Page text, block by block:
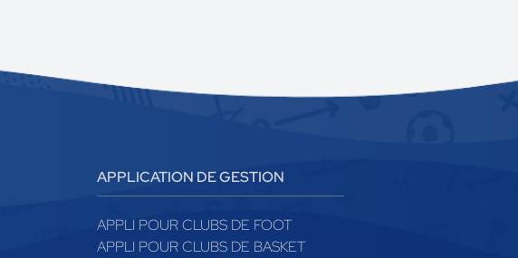
APPLICATION DE GESTION
APPLI POUR CLUBS DE FOOT
APPLI POUR CLUBS DE BASKET